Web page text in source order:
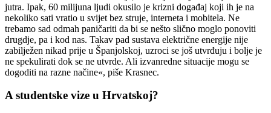
jutra. Ipak, 60 milijuna ljudi okusilo je krizni događaj koji ih je na
nekoliko sati vratio u svijet bez struje, interneta i mobitela. Ne
trebamo sad odmah paničariti da bi se nešto slično moglo ponoviti
drugdje, pa i kod nas. Takav pad sustava električne energije nije
zabilježen nikad prije u Španjolskoj, uzroci se još utvrđuju i bolje je
ne spekulirati dok se ne utvrde. Ali izvanredne situacije mogu se
dogoditi na razne načine«, piše Krasnec.
A studentske vize u Hrvatskoj?